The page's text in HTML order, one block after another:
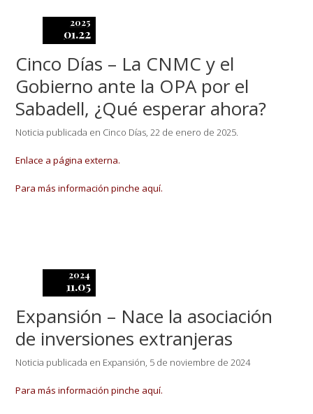
2025
01.22
Cinco Días – La CNMC y el
Gobierno ante la OPA por el
Sabadell, ¿Qué esperar ahora?
Noticia publicada en Cinco Días, 22 de enero de 2025.
Enlace a página externa.
Para más información pinche aquí.
2024
11.05
Expansión – Nace la asociación
de inversiones extranjeras
Noticia publicada en Expansión, 5 de noviembre de 2024
Para más información pinche aquí.